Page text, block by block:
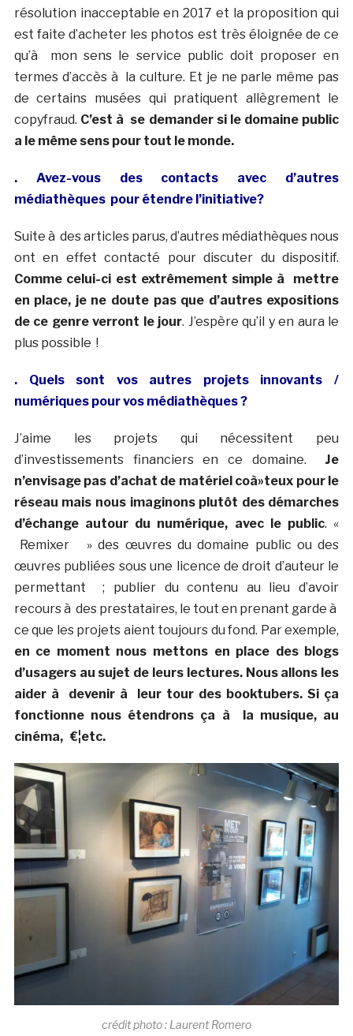
résolution inacceptable en 2017 et la proposition qui
est faite d’acheter les photos est très éloignée de ce
qu’à mon sens le service public doit proposer en
termes d’accès à la culture. Et je ne parle même pas
de certains musées qui pratiquent allègrement le
copyfraud. C’est à se demander si le domaine public
a le même sens pour tout le monde.
. Avez-vous des contacts avec d’autres
médiathèques pour étendre l’initiative?
Suite à des articles parus, d’autres médiathèques nous
ont en effet contacté pour discuter du dispositif.
Comme celui-ci est extrêmement simple à mettre
en place, je ne doute pas que d’autres expositions
de ce genre verront le jour. J’espère qu’il y en aura le
plus possible !
. Quels sont vos autres projets innovants /
numériques pour vos médiathèques ?
J’aime les projets qui nécessitent peu
d’investissements financiers en ce domaine. Je
n’envisage pas d’achat de matériel coà»teux pour le
réseau mais nous imaginons plutôt des démarches
d’échange autour du numérique, avec le public. «
Remixer » des œuvres du domaine public ou des
œuvres publiées sous une licence de droit d’auteur le
permettant ; publier du contenu au lieu d’avoir
recours à des prestataires, le tout en prenant garde à
ce que les projets aient toujours du fond. Par exemple,
en ce moment nous mettons en place des blogs
d’usagers au sujet de leurs lectures. Nous allons les
aider à devenir à leur tour des booktubers. Si ça
fonctionne nous étendrons ça à la musique, au
cinéma, €¦etc.
crédit photo : Laurent Romero